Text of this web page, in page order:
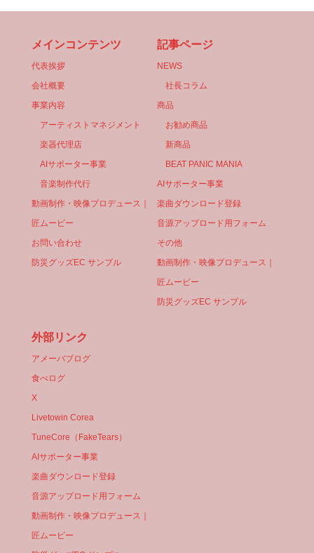
メインコンテンツ
代表挨拶
会社概要
事業内容
アーティストマネジメント
楽器代理店
AIサポーター事業
音楽制作代行
動画制作・映像プロデュース｜
匠ムービー
お問い合わせ
防災グッズEC サンプル
記事ページ
NEWS
社長コラム
商品
お勧め商品
新商品
BEAT PANIC MANIA
AIサポーター事業
楽曲ダウンロード登録
音源アップロード用フォーム
その他
動画制作・映像プロデュース｜
匠ムービー
防災グッズEC サンプル
外部リンク
アメーバブログ
食べログ
X
Livetowin Corea
TuneCore（FakeTears）
AIサポーター事業
楽曲ダウンロード登録
音源アップロード用フォーム
動画制作・映像プロデュース｜
匠ムービー